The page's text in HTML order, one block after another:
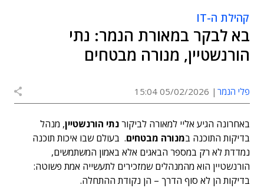
קהילת ה-IT
בא לבקר במאורת הנמר: נתי
הורנשטיין, מנורה מבטחים
פלי הנמר 05/02/2026 15:04
באחרונה הגיע אליי למאורה לביקורנתי הורנשטיין, מנהל
בדיקות התוכנה במנורה מבטחים. בעולם שבו איכות תוכנה
נמדדת לא רק במספר הבאגים אלא באמון המשתמשים,
הורנשטיין הוא מהמנהלים שמזכירים לתעשייה אמת פשוטה:
בדיקות הן לא סוף הדרך – הן נקודת ההתחלה.